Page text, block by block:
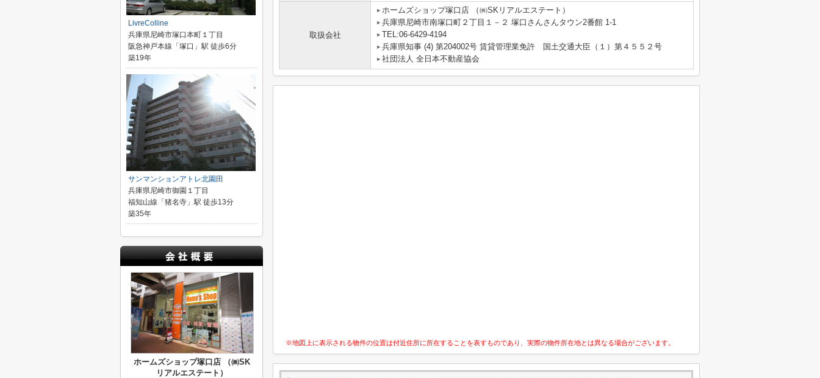
取扱会社
ホームズショップ塚口店 （㈱SKリアルエステート）
兵庫県尼崎市南塚口町２丁目１－２ 塚口さんさんタウン2番館 1-1
TEL:06-6429-4194
兵庫県知事 (4) 第204002号 賃貸管理業免許 国土交通大臣（１）第４５５２号
社団法人 全日本不動産協会
※地図上に表示される物件の位置は付近住所に所在することを表すものであり、実際の物件所在地とは異なる場合がございます。
LivreColline
兵庫県尼崎市塚口本町１丁目
阪急神戸本線「塚口」駅 徒歩6分
築19年
サンマンションアトレ北園田
兵庫県尼崎市御園１丁目
福知山線「猪名寺」駅 徒歩13分
築35年
ホームズショップ塚口店 （㈱SK
リアルエステート）